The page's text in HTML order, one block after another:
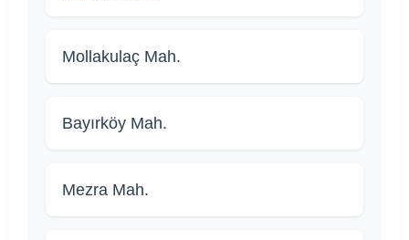
Mollakulaç Mah.
Bayırköy Mah.
Mezra Mah.